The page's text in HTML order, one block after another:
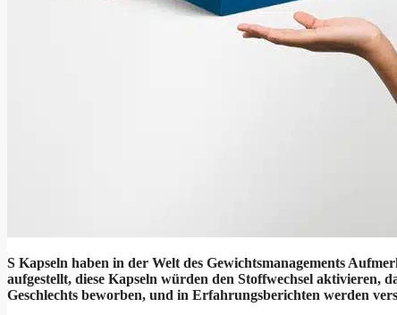
S Kapseln haben in der Welt des Gewichtsmanagements
aufgestellt, diese Kapseln würden den Stoffwechsel aktivieren,
Geschlechts beworben, und in Erfahrungsberichten werden